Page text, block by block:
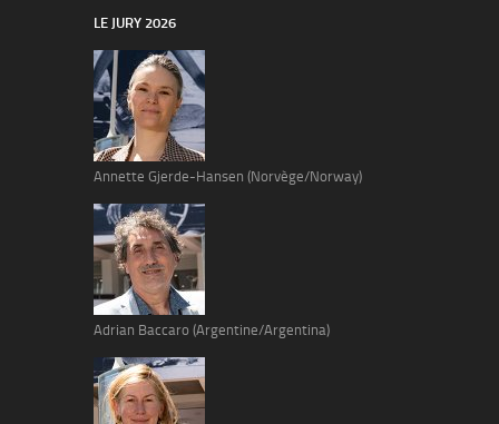
LE JURY 2026
Annette Gjerde-Hansen (Norvège/Norway)
Adrian Baccaro (Argentine/Argentina)